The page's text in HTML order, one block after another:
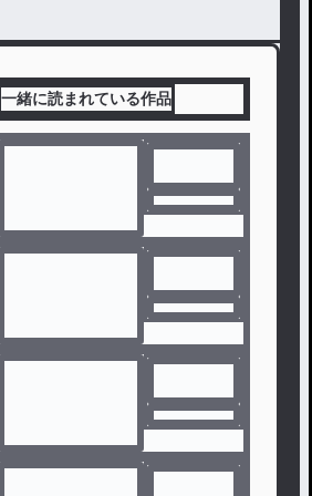
一緒に読まれている作品